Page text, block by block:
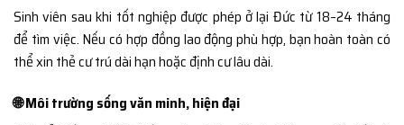
Sinh viên sau khi tốt nghiệp được phép ở lại Đức từ 18–24 tháng
để tìm việc. Nếu có hợp đồng lao động phù hợp, bạn hoàn toàn có
thể xin thẻ cư trú dài hạn hoặc định cư lâu dài.
🌐 Môi trường sống văn minh, hiện đại